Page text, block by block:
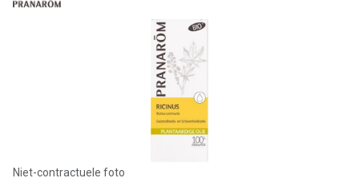
Niet-contractuele foto